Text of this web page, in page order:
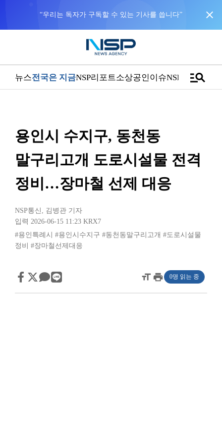
“우리는 독자가 구독할 수 있는 기사를 씁니다” close
뉴스전국은 지금NSP리포트소상공인이슈NSPTVmanage_search
용인시 수지구, 동천동
말구리고개 도로시설물 전격
정비…장마철 선제 대응
NSP통신 , 김병관 기자
입력 2026-06-15 11:23 KRX7
#용인특례시
#용인시수지구 #동천동말구리고개 #도로시설물
정비
#장마철선제대응
format_sizeprint 0명 읽는 중